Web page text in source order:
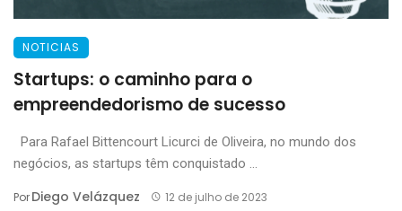
NOTICIAS
Startups: o caminho para o
empreendedorismo de sucesso
Para Rafael Bittencourt Licurci de Oliveira, no mundo dos
negócios, as startups têm conquistado ...
PorDiego Velázquez 12 de julho de 2023